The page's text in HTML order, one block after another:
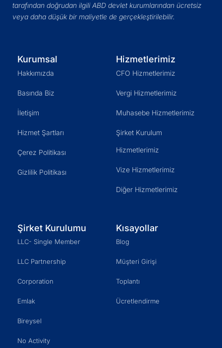
tarafından doğrudan ilgili ABD devlet kurumlarından ücretsiz
veya daha düşük bir maliyetle de gerçekleştirilebilir.
Kurumsal
Hakkımızda
Basında Biz
İletişim
Hizmet Şartları
Çerez Politikası
Gizlilik Politikası
Hizmetlerimiz
CFO Hizmetlerimiz
Vergi Hizmetlerimiz
Muhasebe Hizmetlerimiz
Şirket Kurulum
Hizmetlerimiz
Vize Hizmetlerimiz
Diğer Hizmetlerimiz
Şirket Kurulumu
LLC- Single Member
LLC Partnership
Corporation
Emlak
Bireysel
No Activity
Kısayollar
Blog
Müşteri Girişi
Toplantı
Ücretlendirme